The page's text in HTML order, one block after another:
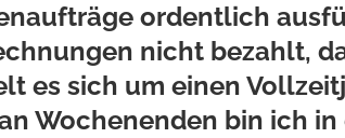
ordentlich
nicht bezahlt,
es sich um einen
Wochenenden bin ich